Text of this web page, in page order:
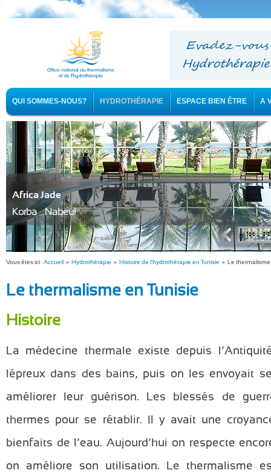
QUI SOMMES-NOUS? HYDROTHÉRAPIE ESPACE BIEN ÊTRE A
Africa Jade
Korba - Nabeul
Vous êtes ici :Accueil » Hydrothérapie » Histoire de l'hydrothérapie en Tunisie » Le thermalisme
Le thermalisme en Tunisie
Histoire
La médecine thermale existe depuis
lépreux dans des bains, puis on les envoyait
améliorer leur guérison. Les blessés de
thermes pour se rétablir. Il y avait une
bienfaits de l’eau. Aujourd’hui on respecte
on améliore son utilisation. Le thermalisme